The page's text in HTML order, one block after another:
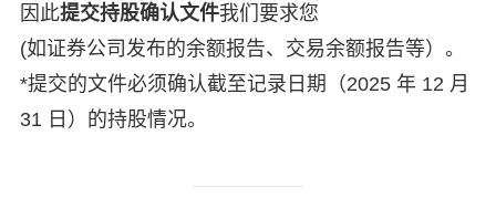
因此提交持股确认文件我们要求您
(如证券公司发布的余额报告、交易余额报告等）。
*提交的文件必须确认截至记录日期（2025 年 12 月
31 日）的持股情况。